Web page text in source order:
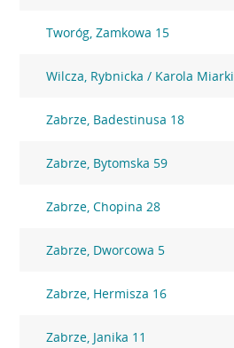
Tworóg, Zamkowa 15
Wilcza, Rybnicka / Karola Miarki
Zabrze, Badestinusa 18
Zabrze, Bytomska 59
Zabrze, Chopina 28
Zabrze, Dworcowa 5
Zabrze, Hermisza 16
Zabrze, Janika 11